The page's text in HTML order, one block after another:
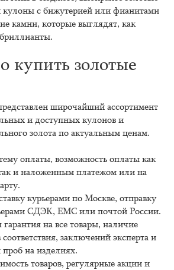
кулоны с бижутерией или фианитами
камни, которые выглядят, как
купить золотые
широчайший ассортимент
и доступных кулонов и
золота по актуальным ценам.
оплаты, возможность оплаты как
и наложенным платежом или на
курьерами по Москве, отправку
СДЭК, ЕМС или почтой России.
на все товары, наличие
заключений эксперта и
на изделиях.
товаров, регулярные акции и